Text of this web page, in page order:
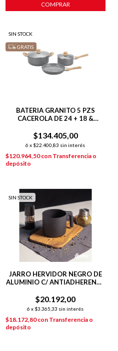
COMPRAR
SIN STOCK
GRATIS
BATERIA GRANITO 5 PZS
CACEROLA DE 24 + 18 &
ANTIADHERENTE
$134.405,00
6 x $22.400,83 sin interés
$120.964,50con Transferencia o
depósito
SIN STOCK
JARRO HERVIDOR NEGRO DE
ALUMINIO C/ ANTIADHERENTE
$20.192,00
6 x $3.365,33 sin interés
$18.172,80con Transferencia o
depósito